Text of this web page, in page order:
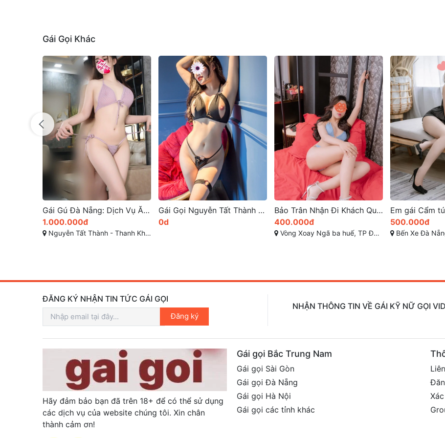
Gái Gọi Khác
Gái Gọi Nguyễn Tất Thành – Thanh Khê: Sexy, Quyến Rũ & Trải Nghiệm Cao Cấp
0d
Bảo Trân Nhận Đi Khách Qua Đêm – Bao Chơi Các Kiểu
400.000đ
Em gái Cẩm tú 27 tuổi hot nhất khu vực bến xe đà nẵng, gọi em liền để thưởng thức
500.000đ
Bến Xe Đà Nẵng, Liên Chiểu, TP Đà Nẵng
600.000đ
Mỹ Khê 3, Phước
ĐĂNG KÝ NHẬN TIN TỨC GÁI GỌI
Đăng ký
NHẬN THÔNG TIN VỀ GÁI KỸ NỮ GỌI
Hãy đảm bảo bạn đã trên 18+ để có thể sử dụng
các dịch vụ của website chúng tôi. Xin chân
thành cảm ơn!
Gái gọi Bắc Trung Nam
Gái gọi Sài Gòn
Gái gọi Đà Nẵng
Gái gọi Hà Nội
Gái gọi các tỉnh khác